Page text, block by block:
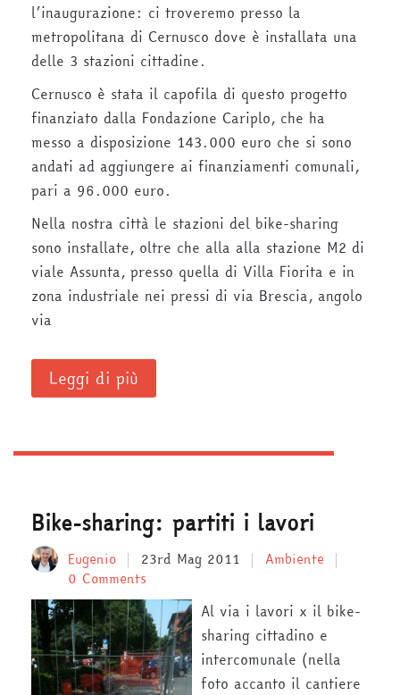
l’inaugurazione: ci troveremo presso la
metropolitana di Cernusco dove è installata una
delle 3 stazioni cittadine.
Cernusco è stata il capofila di questo progetto
finanziato dalla Fondazione Cariplo, che ha
messo a disposizione 143.000 euro che si sono
andati ad aggiungere ai finanziamenti comunali,
pari a 96.000 euro.
Nella nostra città le stazioni del bike-sharing
sono installate, oltre che alla alla stazione M2 di
viale Assunta, presso quella di Villa Fiorita e in
zona industriale nei pressi di via Brescia, angolo
via
Leggi di più
Bike-sharing: partiti i lavori
Eugenio 23rd Mag 2011
Ambiente
0 Comments
Al via i lavori x il bike-
sharing cittadino e
intercomunale (nella
foto accanto il cantiere